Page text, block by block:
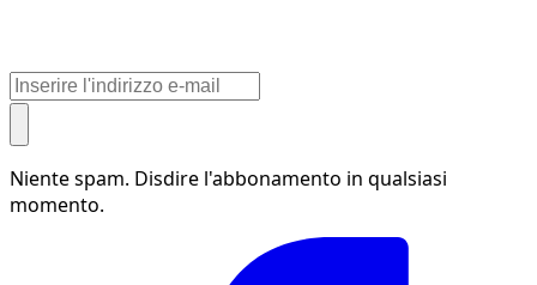
Niente spam. Disdire l'abbonamento in qualsiasi
momento.